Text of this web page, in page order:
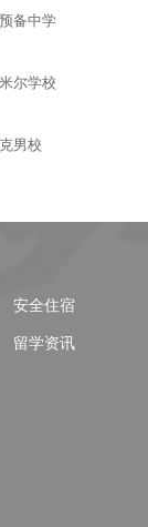
备中学
尔学校
男校
安全住宿
留学资讯